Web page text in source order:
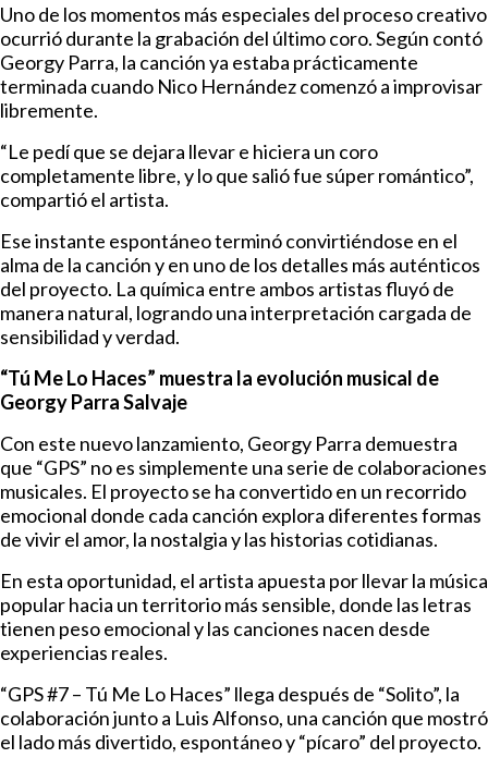
Uno de los momentos más especiales del proceso creativo
ocurrió durante la grabación del último coro. Según contó
Georgy Parra, la canción ya estaba prácticamente
terminada cuando Nico Hernández comenzó a improvisar
libremente.
“Le pedí que se dejara llevar e hiciera un coro
completamente libre, y lo que salió fue súper romántico”,
compartió el artista.
Ese instante espontáneo terminó convirtiéndose en el
alma de la canción y en uno de los detalles más auténticos
del proyecto. La química entre ambos artistas fluyó de
manera natural, logrando una interpretación cargada de
sensibilidad y verdad.
“Tú Me Lo Haces” muestra la evolución musical de
Georgy Parra Salvaje
Con este nuevo lanzamiento, Georgy Parra demuestra
que “GPS” no es simplemente una serie de colaboraciones
musicales. El proyecto se ha convertido en un recorrido
emocional donde cada canción explora diferentes formas
de vivir el amor, la nostalgia y las historias cotidianas.
En esta oportunidad, el artista apuesta por llevar la música
popular hacia un territorio más sensible, donde las letras
tienen peso emocional y las canciones nacen desde
experiencias reales.
“GPS #7 – Tú Me Lo Haces” llega después de “Solito”, la
colaboración junto a Luis Alfonso, una canción que mostró
el lado más divertido, espontáneo y “pícaro” del proyecto.